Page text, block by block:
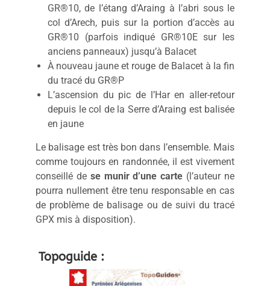
GR®10, de l’étang d’Araing à l’abri sous le
col d’Arech, puis sur la portion d’accès au
GR®10 (parfois indiqué GR®10E sur les
anciens panneaux) jusqu’à Balacet
À nouveau jaune et rouge de Balacet à la fin
du tracé du GR®P
L’ascension du pic de l’Har en aller-retour
depuis le col de la Serre d’Araing est balisée
en jaune
Le balisage est très bon dans l’ensemble. Mais
comme toujours en randonnée, il est vivement
conseillé de se munir d’une carte (l’auteur ne
pourra nullement être tenu responsable en cas
de problème de balisage ou de suivi du tracé
GPX mis à disposition).
Topoguide :